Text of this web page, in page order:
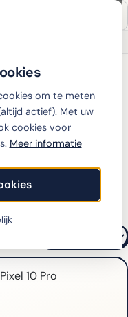
om te meten
actief). Met uw
cookies voor
Meer informatie